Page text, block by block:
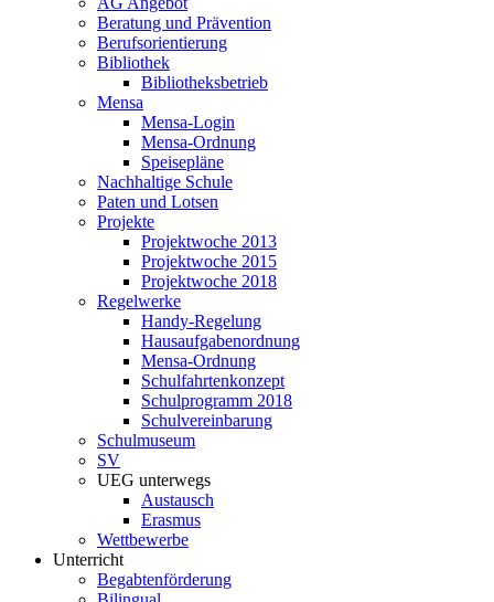
Beratung und Prävention
Berufsorientierung
Bibliothek
Bibliotheksbetrieb
Mensa
Mensa-Login
Mensa-Ordnung
Speisepläne
Nachhaltige Schule
Paten und Lotsen
Projekte
Projektwoche 2013
Projektwoche 2015
Projektwoche 2018
Regelwerke
Handy-Regelung
Hausaufgabenordnung
Mensa-Ordnung
Schulfahrtenkonzept
Schulprogramm 2018
Schulvereinbarung
Schulmuseum
SV
UEG unterwegs
Austausch
Erasmus
Wettbewerbe
Unterricht
Begabtenförderung